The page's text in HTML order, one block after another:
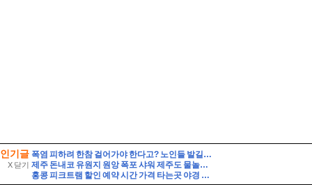
인기글
X 닫기
폭염 피하려 한참 걸어가야 한다고? 노인들 발길 막는 ‘무더위쉼터’ 실태
제주 돈내코 유원지 원앙 폭포 샤워 제주도 물놀이 스팟
홍콩 피크트램 할인 예약 시간 가격 타는곳 야경 자리 꿀팁